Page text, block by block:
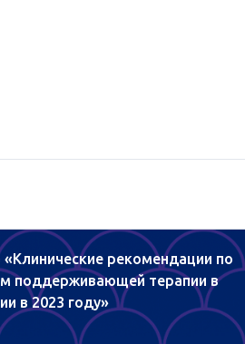
«Клинические рекомендации по
поддерживающей терапии в
в 2023 году»